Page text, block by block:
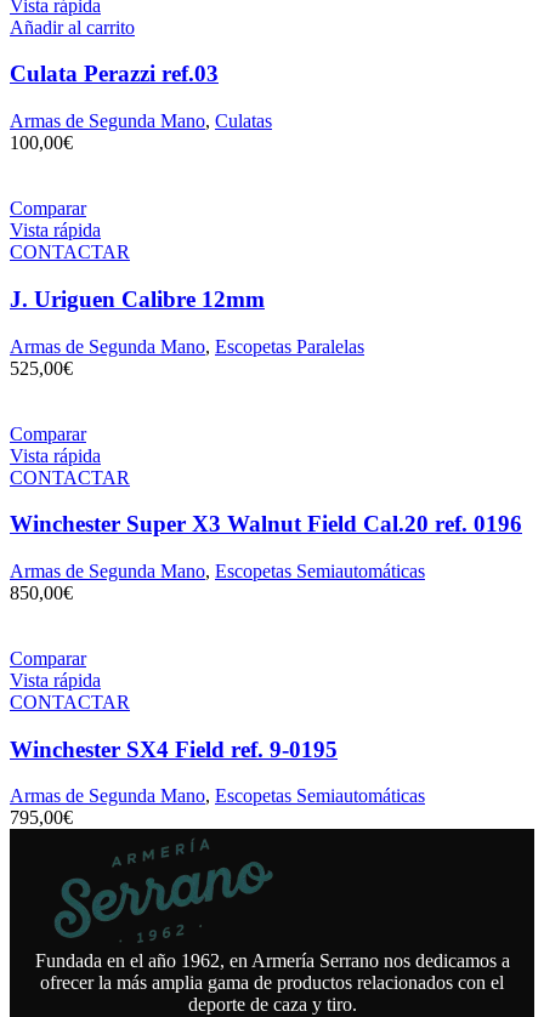
Vista rápida
Añadir al carrito
Culata Perazzi ref.03
Armas de Segunda Mano, Culatas
100,00€
Comparar
Vista rápida
CONTACTAR
J. Uriguen Calibre 12mm
Armas de Segunda Mano, Escopetas Paralelas
525,00€
Comparar
Vista rápida
CONTACTAR
Winchester Super X3 Walnut Field Cal.20 ref. 0196
Armas de Segunda Mano, Escopetas Semiautomáticas
850,00€
Comparar
Vista rápida
CONTACTAR
Winchester SX4 Field ref. 9-0195
Armas de Segunda Mano, Escopetas Semiautomáticas
795,00€
Fundada en el año 1962, en Armería Serrano nos dedicamos a
ofrecer la más amplia gama de productos relacionados con el
deporte de caza y tiro.